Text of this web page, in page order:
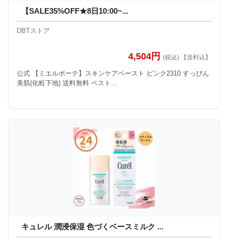
【SALE35%OFF★8日10:00~...
DBTストア
4,504円 (税込) 【送料込】
公式 【ミエルボーテ】スキンケアペースト ピンク2310 すっぴん
美肌(化粧下地) 送料無料 ベスト...
キュレル 潤浸保湿 色づくベースミルク ...